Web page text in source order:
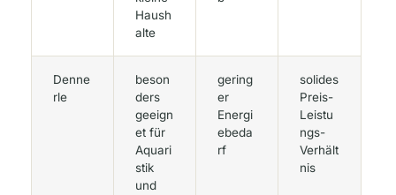
Haush
alte
Denne
rle
beson
ders
geeign
et für
Aquari
stik
und
gering
er
Energi
ebeda
rf
solides
Preis-
Leistu
ngs-
Verhält
nis